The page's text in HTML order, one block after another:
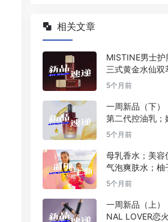
相关文章
MISTINE男士护
三式黄金水仙双
油；米家×闻献
新品速递
5个月前
一周新品（下）
第二代控油乳；
痘防晒；OLAY
膜… | 新品速递
5个月前
母乳香水；美容
气泡爽肤水；柚
膜… | 海外上新
5个月前
一周新品（上）
NAL LOVER恋